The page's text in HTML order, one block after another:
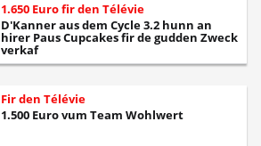
1.650 Euro fir den Télévie
D'Kanner aus dem Cycle 3.2 hunn an
hirer Paus Cupcakes fir de gudden Zweck
verkaf
Fir den Télévie
1.500 Euro vum Team Wohlwert